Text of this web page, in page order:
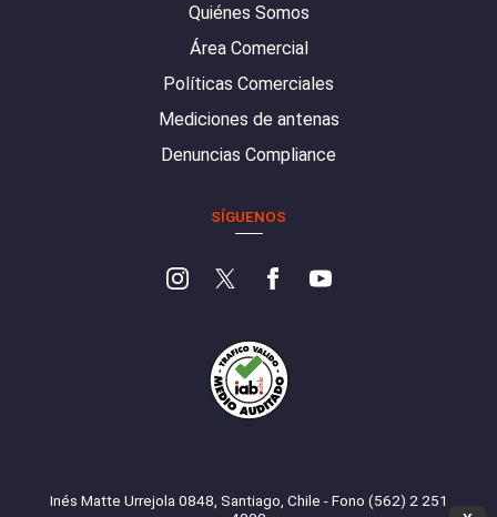
Quiénes Somos
Área Comercial
Políticas Comerciales
Mediciones de antenas
Denuncias Compliance
SÍGUENOS
Inés Matte Urrejola 0848, Santiago, Chile - Fono (562) 2 251